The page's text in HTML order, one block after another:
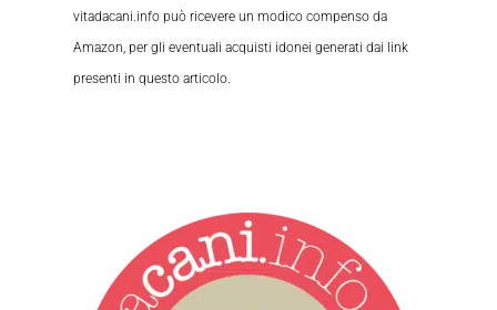
vitadacani.info può ricevere un modico compenso da
Amazon, per gli eventuali acquisti idonei generati dai link
presenti in questo articolo.